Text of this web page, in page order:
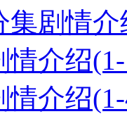
集剧情
介绍
情介绍